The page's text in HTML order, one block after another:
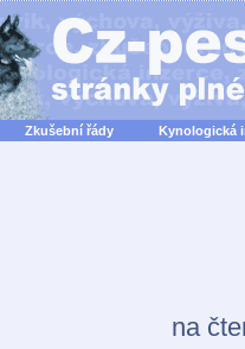
Zkušební řády Kynologická
na